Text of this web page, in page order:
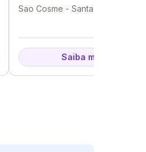
Sao Cosme - Santa Luzia - MG
Saiba mais